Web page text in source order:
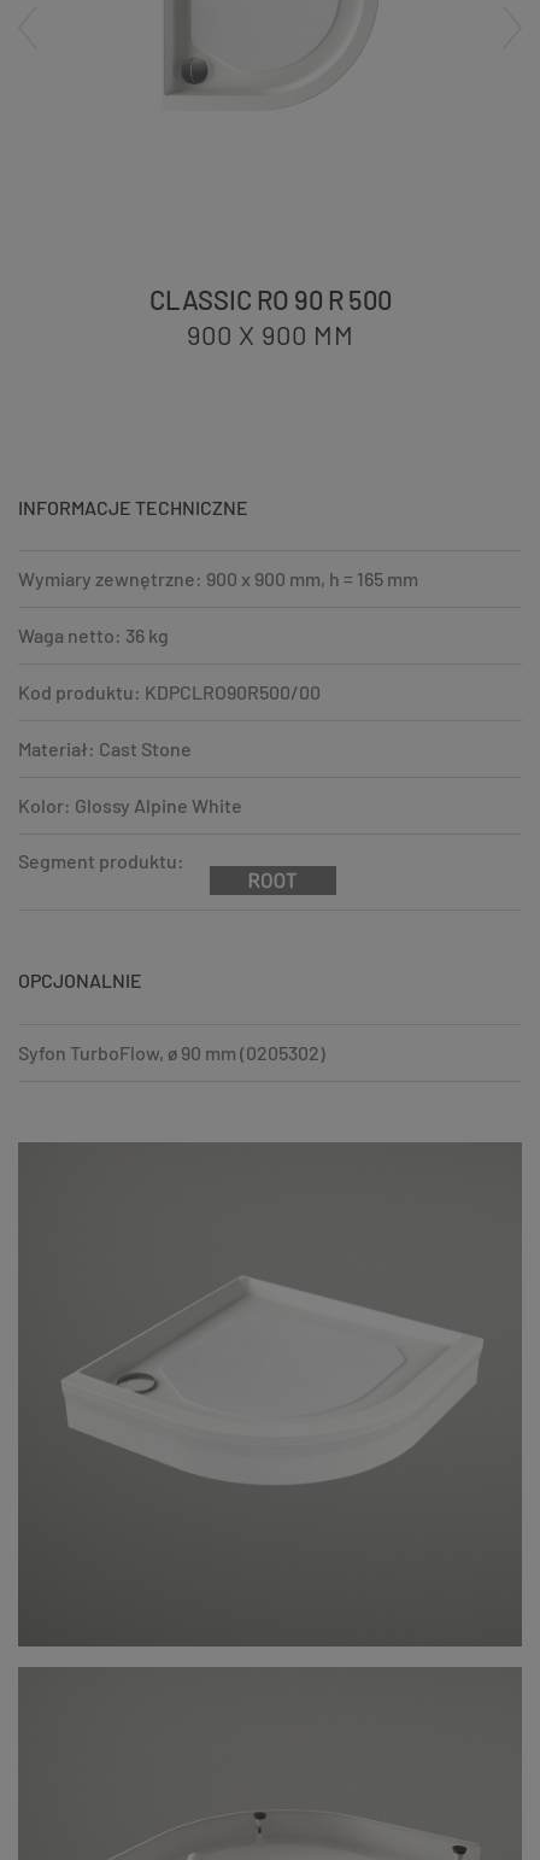
CLASSIC RO 90 R 500
900 X 900 MM
INFORMACJE TECHNICZNE
Wymiary zewnętrzne: 900 x 900 mm, h = 165 mm
Waga netto: 36 kg
Kod produktu: KDPCLRO90R500/00
Materiał: Cast Stone
Kolor: Glossy Alpine White
Segment produktu:
OPCJONALNIE
Syfon TurboFlow, ø 90 mm (0205302)